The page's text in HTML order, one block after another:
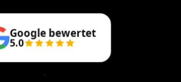
Google bewertet
5.0